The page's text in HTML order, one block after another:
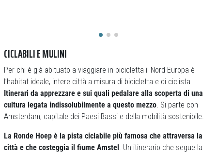
CICLABILI E MULINI
Per chi è già abituato a viaggiare in bicicletta il Nord Europa è
l’habitat ideale, intere città a misura di bicicletta e di ciclista.
Itinerari da apprezzare e sui quali pedalare alla scoperta di una
cultura legata indissolubilmente a questo mezzo. Si parte con
Amsterdam, capitale dei Paesi Bassi e della mobilità sostenibile.
La Ronde Hoep è la pista ciclabile più famosa che attraversa la
città e che costeggia il fiume Amstel . Un itinerario che segue la